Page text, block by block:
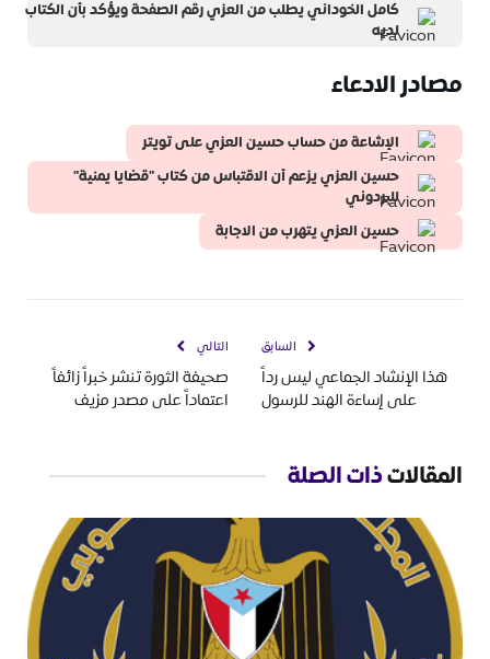
كامل الخوداني يطلب من العزي رقم الصفحة ويؤكد بأن الكتاب
لديه
مصادر الادعاء
الإشاعة من حساب حسين العزي على تويتر
حسين العزي يزعم أن الاقتباس من كتاب "قضايا يمنية"
للبردوني
حسين العزي يتهرب من الاجابة
السابق
هذا الإنشاد الجماعي ليس رداً
على إساءة الهند للرسول
التالي
صحيفة الثورة تنشر خبراً زائفاً
اعتماداً على مصدر مزيف
المقالاتذات الصلة